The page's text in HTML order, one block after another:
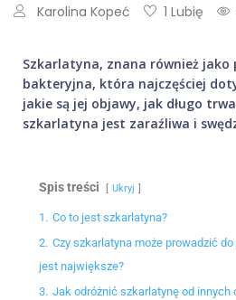
Karolina Kopeć 1 Lubię
Szkarlatyna, znana również jako
bakteryjna, która najczęściej
jakie są jej objawy, jak długo
szkarlatyna jest zaraźliwa i
Spis treści Ukryj
1. Co to jest szkarlatyna?
2. Czy szkarlatyna może prowadzić
jest największe?
3. Jak odróżnić szkarlatynę od innych